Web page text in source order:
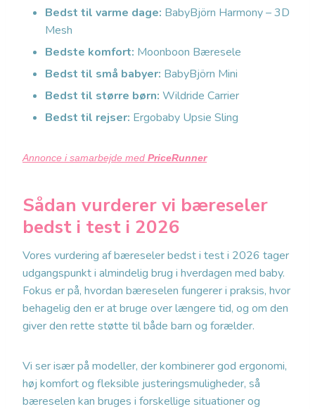
Bedst til varme dage: BabyBjörn Harmony – 3D
Mesh
Bedste komfort: Moonboon Bæresele
Bedst til små babyer: BabyBjörn Mini
Bedst til større børn: Wildride Carrier
Bedst til rejser: Ergobaby Upsie Sling
Annonce i samarbejde med PriceRunner
Sådan vurderer vi bæreseler
bedst i test i 2026
Vores vurdering af bæreseler bedst i test i 2026 tager
udgangspunkt i almindelig brug i hverdagen med baby.
Fokus er på, hvordan bæreselen fungerer i praksis, hvor
behagelig den er at bruge over længere tid, og om den
giver den rette støtte til både barn og forælder.
Vi ser især på modeller, der kombinerer god ergonomi,
høj komfort og fleksible justeringsmuligheder, så
bæreselen kan bruges i forskellige situationer og